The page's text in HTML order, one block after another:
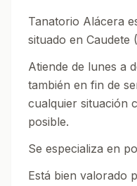
Tanatorio Alácera
situado en Caudete
Atiende de lunes a
también en fin de
cualquier situación
posible.
Se especializa en
Está bien valorado